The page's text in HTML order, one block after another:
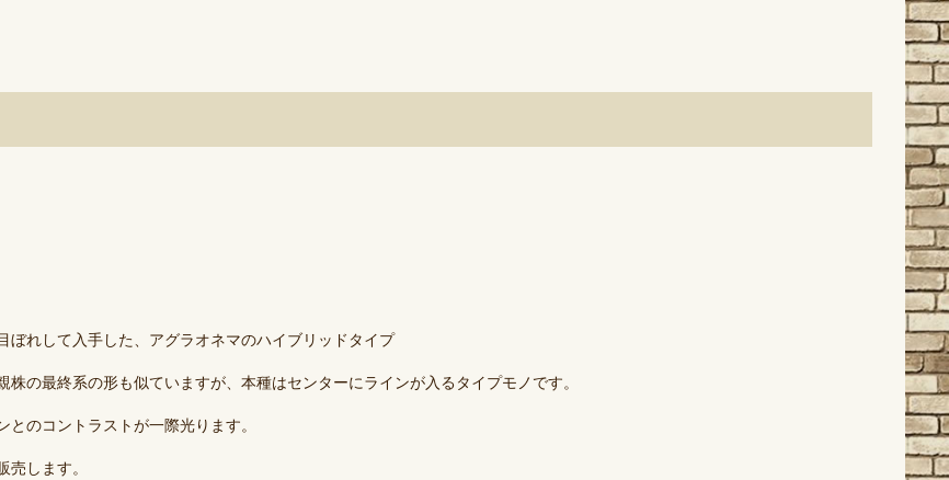
ぼれして入手した、アグラオネマのハイブリッドタイプ
株の最終系の形も似ていますが、本種はセンターにラインが入るタイプモノです。
とのコントラストが一際光ります。
売します。